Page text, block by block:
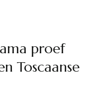
proef
Toscaanse